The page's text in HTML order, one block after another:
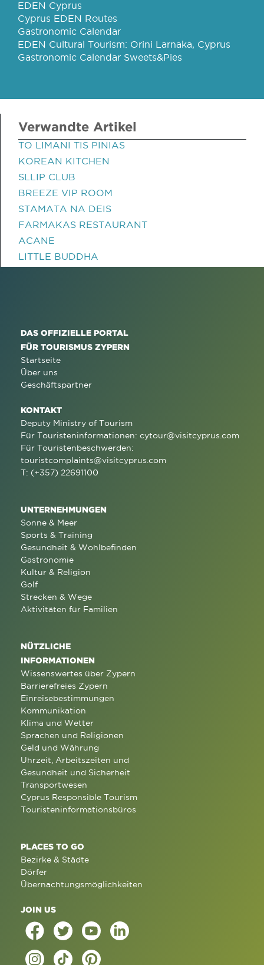
EDEN Cyprus
Cyprus EDEN Routes
Gastronomic Calendar
EDEN Cultural Tourism: Orini Larnaka, Cyprus
Gastronomic Calendar Sweets&Pies
Verwandte Artikel
TO LIMANI TIS PINIAS
KOREAN KITCHEN
SLLIP CLUB
BREEZE VIP ROOM
STAMATA NA DEIS
FARMAKAS RESTAURANT
ACANE
LITTLE BUDDHA
DAS OFFIZIELLE PORTAL
FÜR TOURISMUS ZYPERN
Startseite
Über uns
Geschäftspartner
KONTAKT
Deputy Ministry of Tourism
Für Touristeninformationen: cytour@visitcyprus.com
Für Touristenbeschwerden:
touristcomplaints@visitcyprus.com
T: (+357) 22691100
UNTERNEHMUNGEN
Sonne & Meer
Sports & Training
Gesundheit & Wohlbefinden
Gastronomie
Kultur & Religion
Golf
Strecken & Wege
Aktivitäten für Familien
NÜTZLICHE
INFORMATIONEN
Wissenswertes über Zypern
Barrierefreies Zypern
Einreisebestimmungen
Kommunikation
Klima und Wetter
Sprachen und Religionen
Geld und Währung
Uhrzeit, Arbeitszeiten und
Gesundheit und Sicherheit
Transportwesen
Cyprus Responsible Tourism
Touristeninformationsbüros
PLACES TO GO
Bezirke & Städte
Dörfer
Übernachtungsmöglichkeiten
JOIN US